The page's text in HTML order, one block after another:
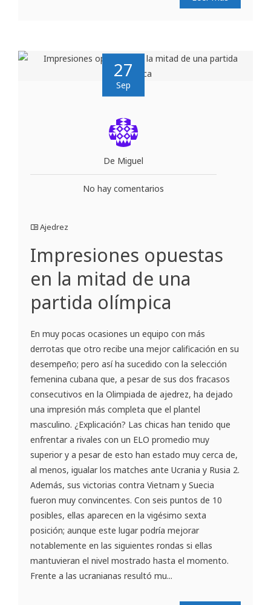
27
Sep
De Miguel
No hay comentarios
Ajedrez
Impresiones opuestas
en la mitad de una
partida olímpica
En muy pocas ocasiones un equipo con más
derrotas que otro recibe una mejor calificación en su
desempeño; pero así ha sucedido con la selección
femenina cubana que, a pesar de sus dos fracasos
consecutivos en la Olimpiada de ajedrez, ha dejado
una impresión más completa que el plantel
masculino. ¿Explicación? Las chicas han tenido que
enfrentar a rivales con un ELO promedio muy
superior y a pesar de esto han estado muy cerca de,
al menos, igualar los matches ante Ucrania y Rusia 2.
Además, sus victorias contra Vietnam y Suecia
fueron muy convincentes. Con seis puntos de 10
posibles, ellas aparecen en la vigésimo sexta
posición; aunque este lugar podría mejorar
notablemente en las siguientes rondas si ellas
mantuvieran el nivel mostrado hasta el momento.
Frente a las ucranianas resultó mu...